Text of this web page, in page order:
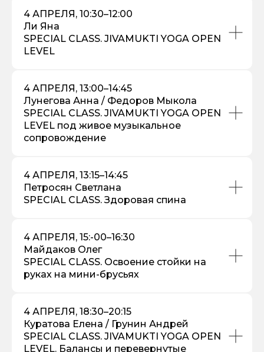
4 АПРЕЛЯ, 10:30–12:00
Ли Яна
SPECIAL CLASS. JIVAMUKTI YOGA OPEN
LEVEL
4 АПРЕЛЯ, 13:00–14:45
Лунегова Анна / Федоров Мыкола
SPECIAL CLASS. JIVAMUKTI YOGA OPEN
LEVEL под живое музыкальное
сопровождение
4 АПРЕЛЯ, 13:15–14:45
Петросян Светлана
SPECIAL CLASS. Здоровая спина
4 АПРЕЛЯ, 15:-00–16:30
Майдаков Олег
SPECIAL CLASS. Освоение стойки на
руках на мини-брусьях
4 АПРЕЛЯ, 18:30–20:15
Куратова Елена / Грунин Андрей
SPECIAL CLASS. JIVAMUKTI YOGA OPEN
LEVEL. Балансы и перевернутые